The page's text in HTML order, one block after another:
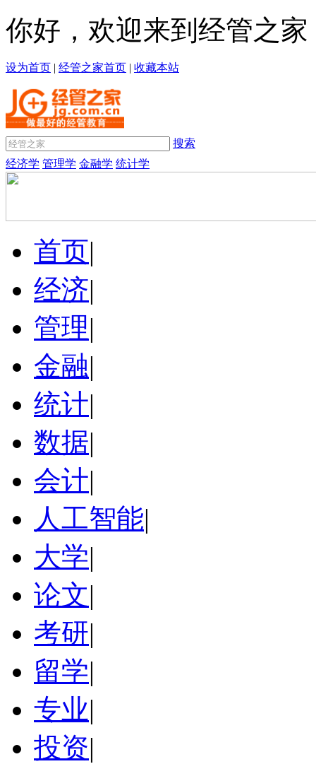
你好，欢迎来到经管之家
设为首页 | 经管之家首页 | 收藏本站
搜索
经济学 管理学 金融学 统计学
首页|
经济|
管理|
金融|
统计|
数据|
会计|
人工智能|
大学|
论文|
考研|
留学|
专业|
投资|